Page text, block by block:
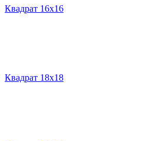
Квадрат 16х16
Квадрат 18х18